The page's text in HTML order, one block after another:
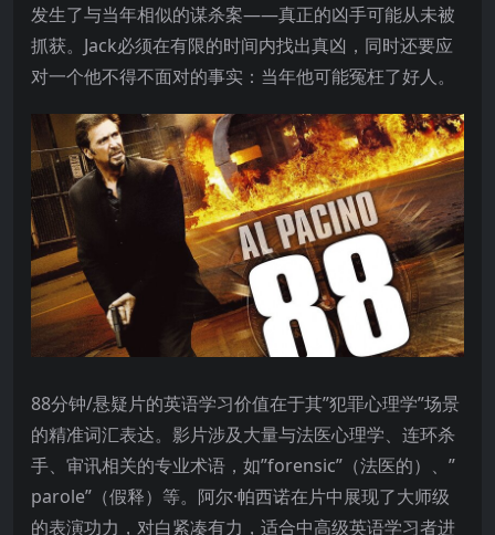
发生了与当年相似的谋杀案——真正的凶手可能从未被
抓获。Jack必须在有限的时间内找出真凶，同时还要应
对一个他不得不面对的事实：当年他可能冤枉了好人。
88分钟/悬疑片的英语学习价值在于其”犯罪心理学”场景
的精准词汇表达。影片涉及大量与法医心理学、连环杀
手、审讯相关的专业术语，如”forensic”（法医的）、”
parole”（假释）等。阿尔·帕西诺在片中展现了大师级
的表演功力，对白紧凑有力，适合中高级英语学习者进